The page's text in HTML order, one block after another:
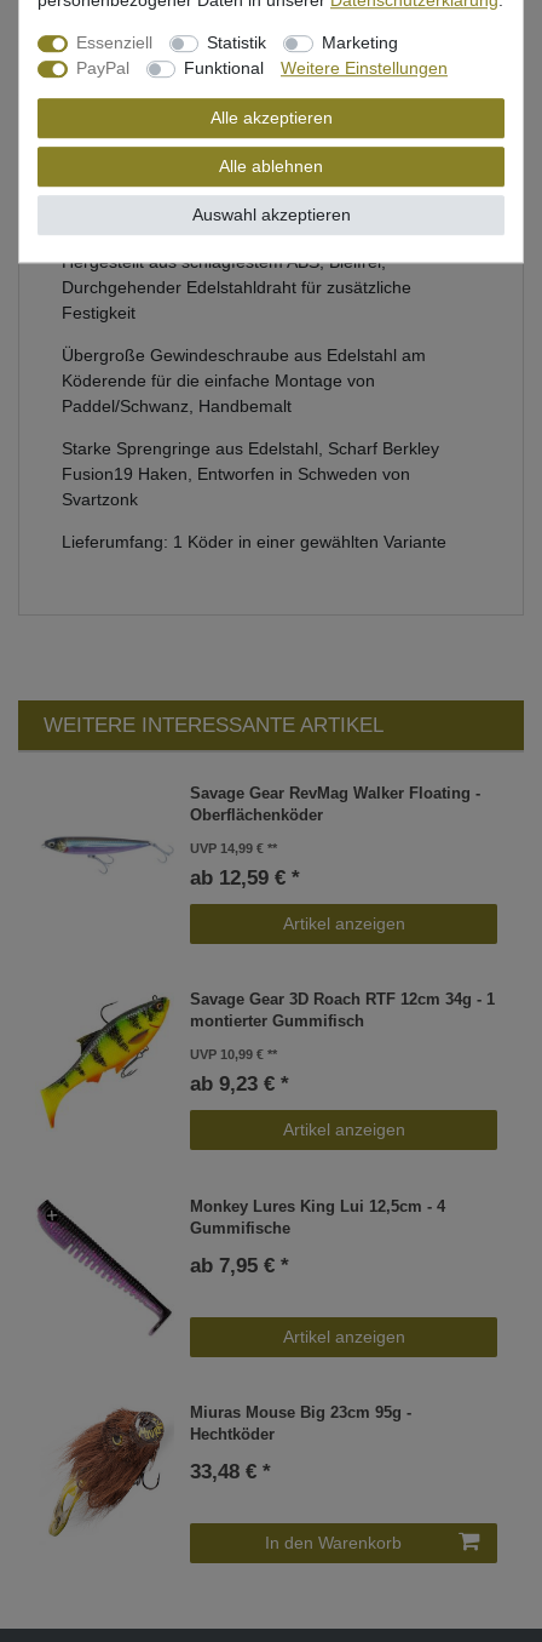
Beschreibung
Bewertung
Abu Garcia Kunstköder zum Spinnfischen auf Hecht
Hergestellt aus schlagfestem ABS, Bleifrei,
Durchgehender Edelstahldraht für zusätzliche
Festigkeit
Übergroße Gewindeschraube aus Edelstahl am
Köderende für die einfache Montage von
Paddel/Schwanz, Handbemalt
Starke Sprengringe aus Edelstahl, Scharf Berkley
Fusion19 Haken, Entworfen in Schweden von
Svartzonk
Lieferumfang: 1 Köder in einer gewählten Variante
WEITERE INTERESSANTE ARTIKEL
Savage Gear RevMag Walker Floating -
Oberflächenköder
UVP 14,99 €
ab 12,59 € *
Artikel anzeigen
Savage Gear 3D Roach RTF 12cm 34g - 1
montierter Gummifisch
UVP 10,99 €
ab 9,23 € *
Artikel anzeigen
Monkey Lures King Lui 12,5cm - 4
Gummifische
ab 7,95 € *
Artikel anzeigen
Miuras Mouse Big 23cm 95g -
Hechtköder
33,48 € *
In den Warenkorb
Essenziell Statistik
Marketing
PayPal
Funktional Weitere Einstellungen
Alle akzeptieren
Alle ablehnen
Auswahl akzeptieren